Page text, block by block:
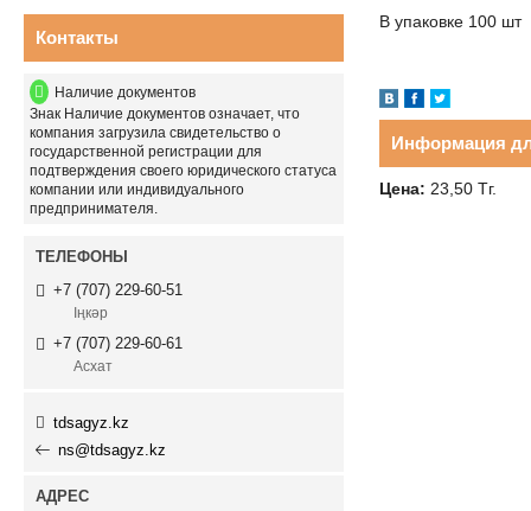
В упаковке 100 шт
Информация
Цена: 23,50 Тг.
Контакты
Наличие документов
Знак Наличие документов означает, что
компания загрузила свидетельство о
государственной регистрации для
подтверждения своего юридического статуса
компании или индивидуального
предпринимателя.
+7 (707) 229-60-51
Іңкәр
+7 (707) 229-60-61
Асхат
tdsagyz.kz
ns@tdsagyz.kz